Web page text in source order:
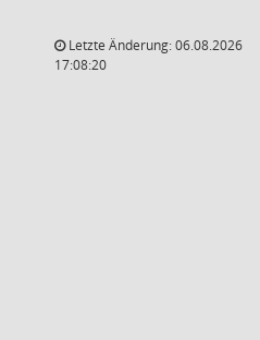
Letzte Änderung: 06.08.2026
17:08:20